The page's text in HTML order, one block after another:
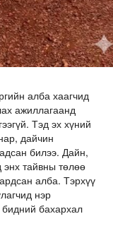
алба хаагчид
ажиллагаанд
Тэд эх хүний
дайчин
билээ. Дайн,
тайвны төлөө
алба. Тэрхүү
нэр
бахархал